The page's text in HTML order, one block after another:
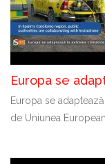
Europa se
Europa se
de Uniunea